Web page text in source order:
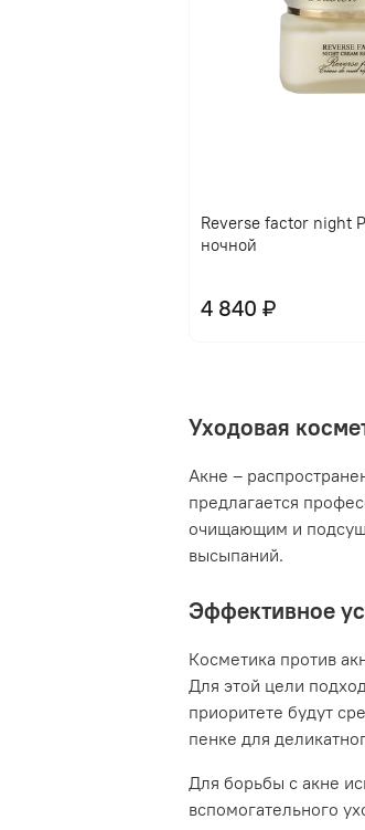
Reverse factor night
ночной
4 840 ₽
Уходовая
Акне –
предлагается
очищающим и
высыпаний.
Эффективное
Косметика против
Для этой цели
приоритете будут
пенке для
Для борьбы с акне
вспомогательного